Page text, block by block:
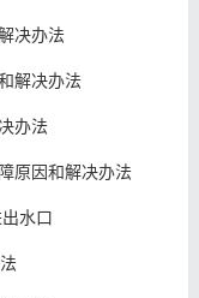
决办法
解决办法
办法
原因和解决办法
水口